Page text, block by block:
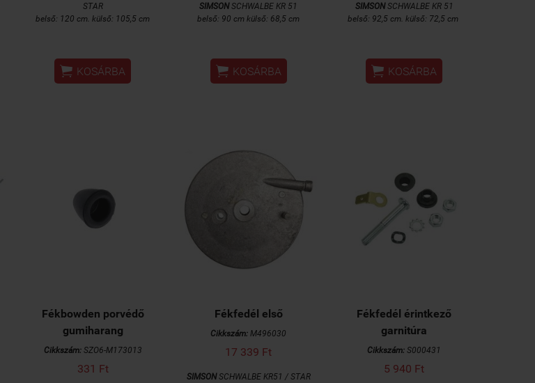
STAR
belső: 120 cm. külső: 105,5 cm
 KOSÁRBA
SIMSONSCHWALBE KR 51
belső: 90 cm külső: 68,5 cm
 KOSÁRBA
SIMSONSCHWALBE KR 51
belső: 92,5 cm. külső: 72,5 cm
 KOSÁRBA
Fékbowden porvédő
gumiharang
Cikkszám:SZO6-M173013
331 Ft
Fékfedél első
Cikkszám: M496030
17 339 Ft
SIMSONSCHWALBE KR51 / STAR
Fékfedél érintkező
garnitúra
Cikkszám: S000431
5 940 Ft